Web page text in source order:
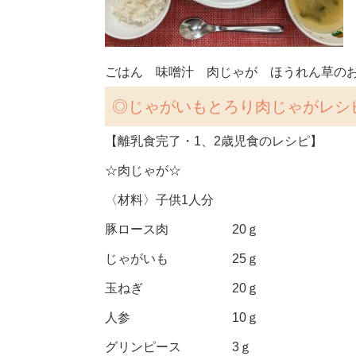
ごはん 味噌汁 肉じゃが ほうれん草の
◎ じゃがいもとろり肉じゃがレシ
【離乳食完了・1、2歳児食のレシピ】
☆肉じゃが☆
〈材料〉子供1人分
豚ロース肉 20ｇ
じゃがいも 25ｇ
玉ねぎ 20ｇ
人参 10ｇ
グリンピース 3ｇ